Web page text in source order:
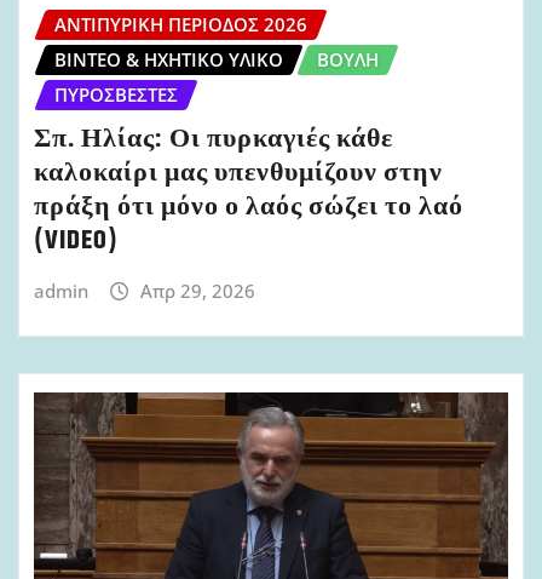
ΑΝΤΙΠΥΡΙΚΉ ΠΕΡΊΟΔΟΣ 2026
ΒΊΝΤΕΟ & ΗΧΗΤΙΚΌ ΥΛΙΚΌ
ΒΟΥΛΉ
ΠΥΡΟΣΒΈΣΤΕΣ
Σπ. Ηλίας: Οι πυρκαγιές κάθε
καλοκαίρι μας υπενθυμίζουν στην
πράξη ότι μόνο ο λαός σώζει το λαό
(VIDEO)
admin Απρ 29, 2026